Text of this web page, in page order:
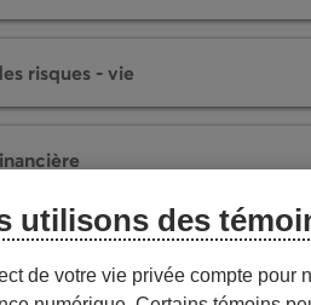
risques - vie
au dernier décès
utilisons des
de votre vie privée compte